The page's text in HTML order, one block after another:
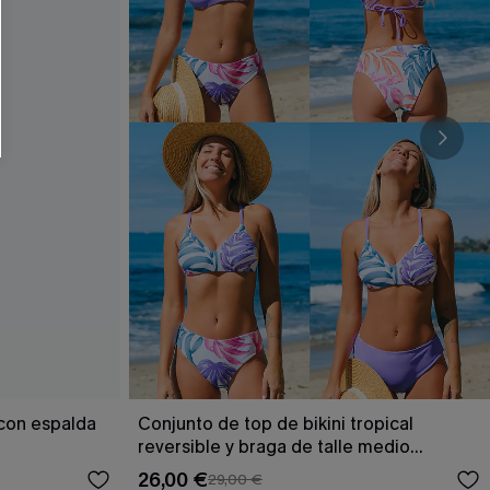
espalda
Conjunto de top de bikini tropical
reversible y braga de talle medio
Escaping
26,00 €29,00 €
formulario, usted acepta nuestros
, y además acepta recibir correos
de Cupshe en cualquier momento del
compra. Podemos utilizar la
y ofertas adaptados a su perfil.